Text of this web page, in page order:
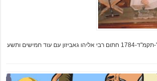
) בר"ח אלול שנת "עד עת"-תקמ"ד-1784 חתום רבי אליהו גאביזון עם עוד חמישים ותשע